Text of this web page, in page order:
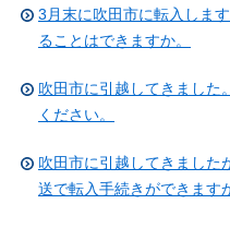
3月末に吹田市に転入しま
ることはできますか。
吹田市に引越してきました
ください。
吹田市に引越してきました
送で転入手続きができます